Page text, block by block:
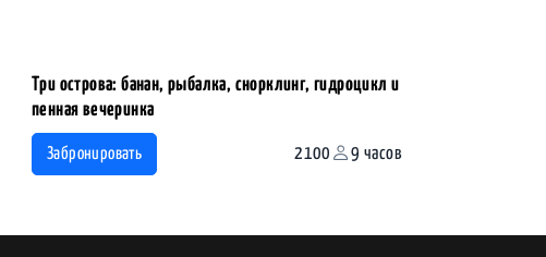
Три острова: банан, рыбалка, снорклинг, гидроцикл и
пенная вечеринка
Забронировать 2100 9 часов